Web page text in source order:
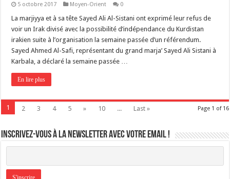
5 octobre 2017 Moyen-Orient 0
La marjiyya et à sa tête Sayed Ali Al-Sistani ont exprimé leur refus de
voir un Irak divisé avec la possibilité d’indépendance du Kurdistan
irakien suite à l’organisation la semaine passée d’un référendum.
Sayed Ahmed Al-Safi, représentant du grand marja’ Sayed Ali Sistani à
Karbala, a déclaré la semaine passée …
En lire plus
Page 1 of 16
1 2 3 4 5 » 10 ... Last »
Inscrivez-vous à la newsletter avec votre email !